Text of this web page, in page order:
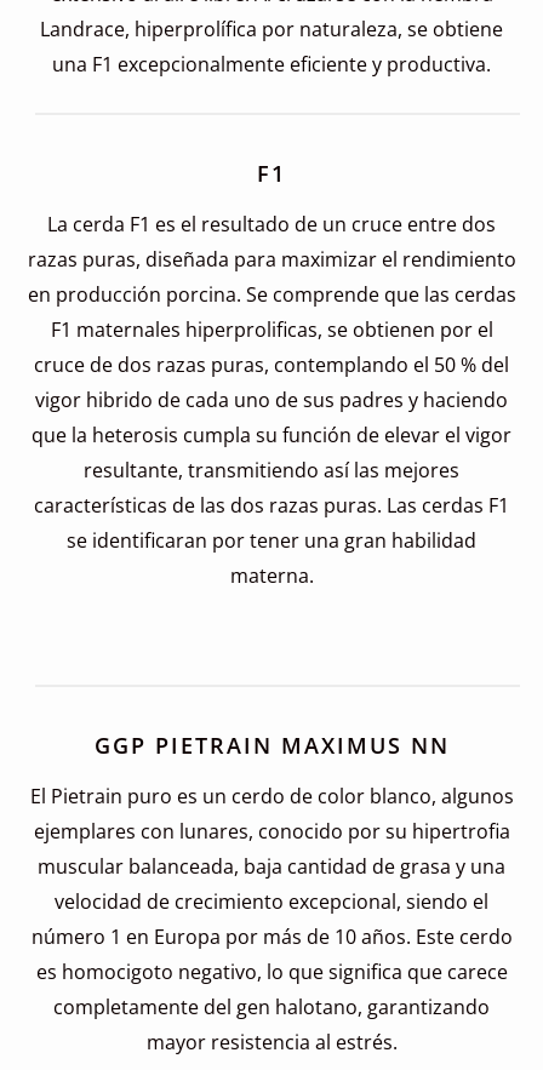
Landrace, hiperprolífica por naturaleza, se obtiene
una F1 excepcionalmente eficiente y productiva.
F1
La cerda F1 es el resultado de un cruce entre dos
razas puras, diseñada para maximizar el rendimiento
en producción porcina. Se comprende que las cerdas
F1 maternales hiperprolificas, se obtienen por el
cruce de dos razas puras, contemplando el 50 % del
vigor hibrido de cada uno de sus padres y haciendo
que la heterosis cumpla su función de elevar el vigor
resultante, transmitiendo así las mejores
características de las dos razas puras. Las cerdas F1
se identificaran por tener una gran habilidad
materna.
GGP PIETRAIN MAXIMUS NN
El Pietrain puro es un cerdo de color blanco, algunos
ejemplares con lunares, conocido por su hipertrofia
muscular balanceada, baja cantidad de grasa y una
velocidad de crecimiento excepcional, siendo el
número 1 en Europa por más de 10 años. Este cerdo
es homocigoto negativo, lo que significa que carece
completamente del gen halotano, garantizando
mayor resistencia al estrés.